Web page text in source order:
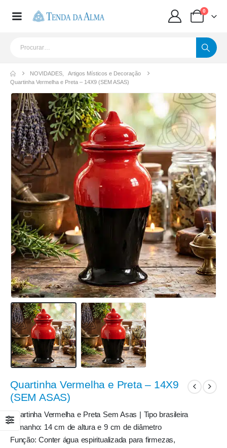
0
NOVIDADES
Artigos Místicos e Decoração
Quartinha Vermelha e Preta – 14X9 (SEM ASAS)
Quartinha Vermelha e Preta – 14X9
(SEM ASAS)
Quartinha Vermelha e Preta Sem Asas | Tipo brasileira
Tamanho: 14 cm de altura e 9 cm de diâmetro
Função: Conter água espiritualizada para firmezas,